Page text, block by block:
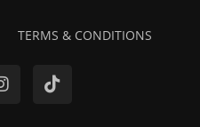
TERMS & CONDITIONS